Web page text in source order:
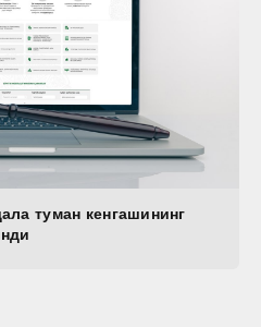
туман кенгашининг